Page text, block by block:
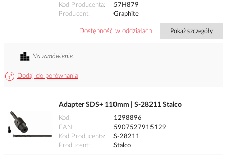
Kod Producenta
57H879
Producent
Graphite
Dostępność w oddziałach Pokaż szczegóły
Dodaj do porównania
Na zamówienie
Adapter SDS+ 110mm | S-28211 Stalco
Kod
1298896
EAN
5907527915129
Kod Producenta
S-28211
Producent
Stalco